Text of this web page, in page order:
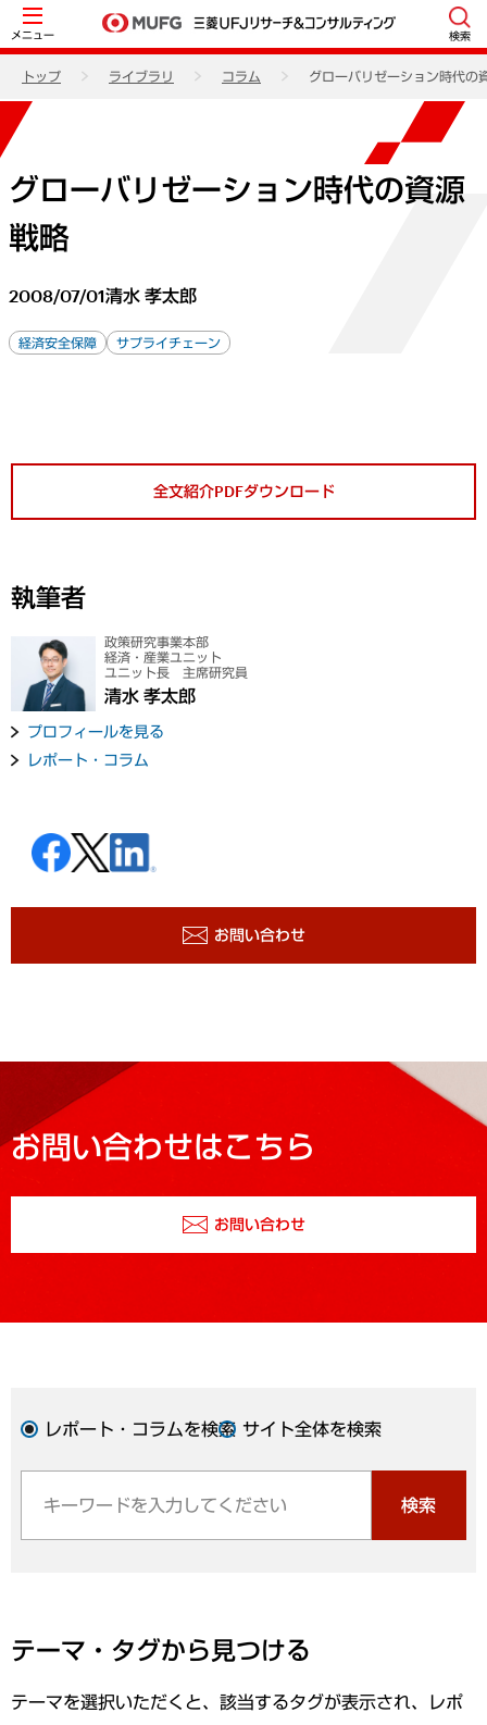
メニュー 検索
トップ ライブラリ コラム グローバリゼーション時代の
グローバリゼーション時代の資源
戦略
2008/07/01清水 孝太郎
経済安全保障 サプライチェーン
全文紹介PDFダウンロード
執筆者
政策研究事業本部
経済・産業ユニット
ユニット長 主席研究員
清水 孝太郎
プロフィールを見る
レポート・コラム
お問い合わせ
お問い合わせはこちら
お問い合わせ
レポート・コラムを検索 サイト全体を検索
検索
テーマ・タグから見つける
テーマを選択いただくと、該当するタグが表示され、レポ